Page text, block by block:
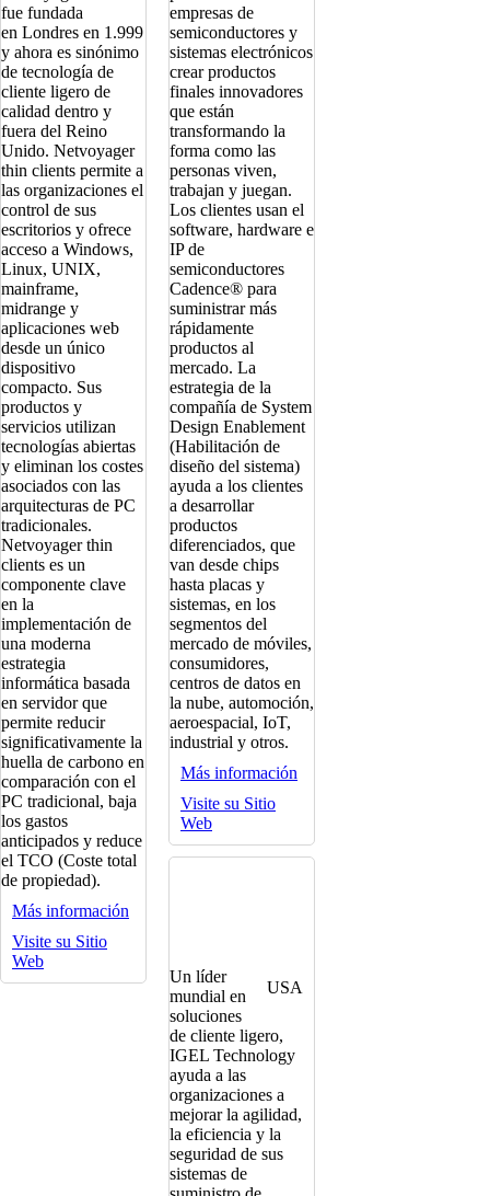
fue fundada
en Londres en 1.999
y ahora es sinónimo
de tecnología de
cliente ligero de
calidad dentro y
fuera del Reino
Unido. Netvoyager
thin clients permite a
las organizaciones el
control de sus
escritorios y ofrece
acceso a Windows,
Linux, UNIX,
mainframe,
midrange y
aplicaciones web
desde un único
dispositivo
compacto. Sus
productos y
servicios utilizan
tecnologías abiertas
y eliminan los costes
asociados con las
arquitecturas de PC
tradicionales.
Netvoyager thin
clients es un
componente clave
en la
implementación de
una moderna
estrategia
informática basada
en servidor que
permite reducir
significativamente la
huella de carbono en
comparación con el
PC tradicional, baja
los gastos
anticipados y reduce
el TCO (Coste total
de propiedad).
Más información
Visite su Sitio
Web
empresas de
semiconductores y
sistemas electrónicos
crear productos
finales innovadores
que están
transformando la
forma como las
personas viven,
trabajan y juegan.
Los clientes usan el
software, hardware e
IP de
semiconductores
Cadence® para
suministrar más
rápidamente
productos al
mercado. La
estrategia de la
compañía de System
Design Enablement
(Habilitación de
diseño del sistema)
ayuda a los clientes
a desarrollar
productos
diferenciados, que
van desde chips
hasta placas y
sistemas, en los
segmentos del
mercado de móviles,
consumidores,
centros de datos en
la nube, automoción,
aeroespacial, IoT,
industrial y otros.
Más información
Visite su Sitio
Web
USA
Un líder
mundial en
soluciones
de cliente ligero,
IGEL Technology
ayuda a las
organizaciones a
mejorar la agilidad,
la eficiencia y la
seguridad de sus
sistemas de